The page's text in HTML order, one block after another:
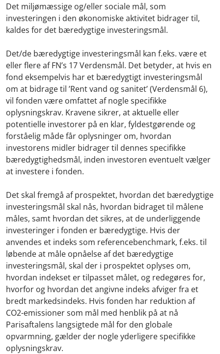
Det miljømæssige og/eller sociale mål, som
investeringen i den økonomiske aktivitet bidrager til,
kaldes for det bæredygtige investeringsmål.
Det/de bæredygtige investeringsmål kan f.eks. være et
eller flere af FN’s 17 Verdensmål. Det betyder, at hvis en
fond eksempelvis har et bæredygtigt investeringsmål
om at bidrage til ’Rent vand og sanitet’ (Verdensmål 6),
vil fonden være omfattet af nogle specifikke
oplysningskrav. Kravene sikrer, at aktuelle eller
potentielle investorer på en klar, fyldestgørende og
forståelig måde får oplysninger om, hvordan
investorens midler bidrager til dennes specifikke
bæredygtighedsmål, inden investoren eventuelt vælger
at investere i fonden.
Det skal fremgå af prospektet, hvordan det bæredygtige
investeringsmål skal nås, hvordan bidraget til målene
måles, samt hvordan det sikres, at de underliggende
investeringer i fonden er bæredygtige. Hvis der
anvendes et indeks som referencebenchmark, f.eks. til
løbende at måle opnåelse af det bæredygtige
investeringsmål, skal der i prospektet oplyses om,
hvordan indekset er tilpasset målet, og redegøres for,
hvorfor og hvordan det angivne indeks afviger fra et
bredt markedsindeks. Hvis fonden har reduktion af
CO2-emissioner som mål med henblik på at nå
Parisaftalens langsigtede mål for den globale
opvarmning, gælder der nogle yderligere specifikke
oplysningskrav.